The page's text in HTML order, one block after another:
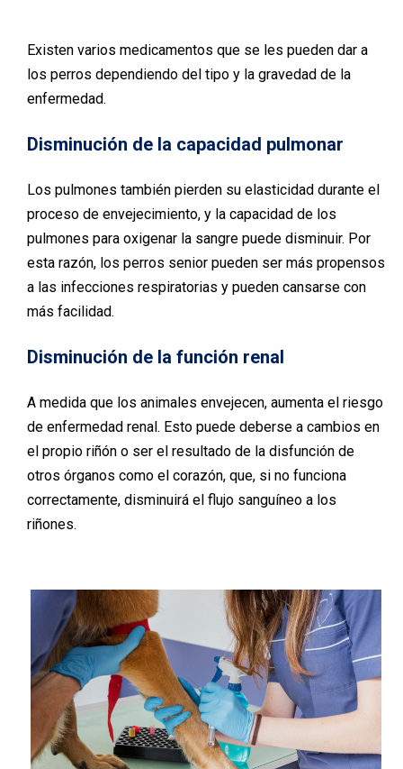
Existen varios medicamentos que se les pueden dar a
los perros dependiendo del tipo y la gravedad de la
enfermedad.
Disminución de la capacidad pulmonar
Los pulmones también pierden su elasticidad durante el
proceso de envejecimiento, y la capacidad de los
pulmones para oxigenar la sangre puede disminuir. Por
esta razón, los perros senior pueden ser más propensos
a las infecciones respiratorias y pueden cansarse con
más facilidad.
Disminución de la función renal
A medida que los animales envejecen, aumenta el riesgo
de enfermedad renal. Esto puede deberse a cambios en
el propio riñón o ser el resultado de la disfunción de
otros órganos como el corazón, que, si no funciona
correctamente, disminuirá el flujo sanguíneo a los
riñones.